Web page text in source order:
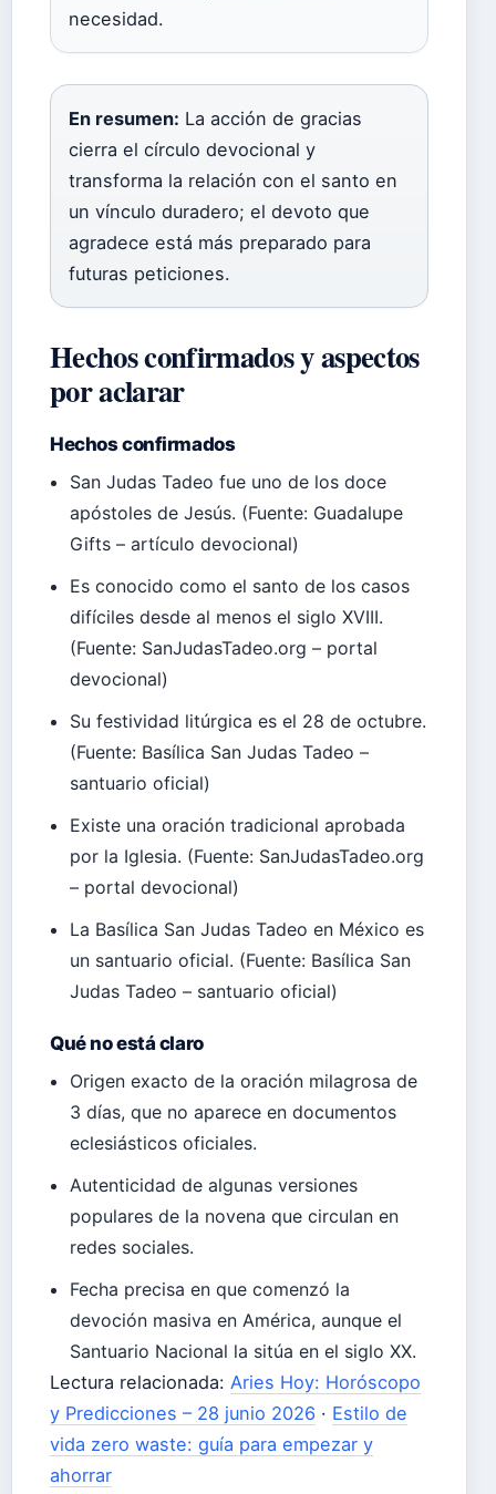
necesidad.
En resumen: La acción de gracias
cierra el círculo devocional y
transforma la relación con el santo en
un vínculo duradero; el devoto que
agradece está más preparado para
futuras peticiones.
Hechos confirmados y aspectos
por aclarar
Hechos confirmados
San Judas Tadeo fue uno de los doce
apóstoles de Jesús. (Fuente: Guadalupe
Gifts – artículo devocional)
Es conocido como el santo de los casos
difíciles desde al menos el siglo XVIII.
(Fuente: SanJudasTadeo.org – portal
devocional)
Su festividad litúrgica es el 28 de octubre.
(Fuente: Basílica San Judas Tadeo –
santuario oficial)
Existe una oración tradicional aprobada
por la Iglesia. (Fuente: SanJudasTadeo.org
– portal devocional)
La Basílica San Judas Tadeo en México es
un santuario oficial. (Fuente: Basílica San
Judas Tadeo – santuario oficial)
Qué no está claro
Origen exacto de la oración milagrosa de
3 días, que no aparece en documentos
eclesiásticos oficiales.
Autenticidad de algunas versiones
populares de la novena que circulan en
redes sociales.
Fecha precisa en que comenzó la
devoción masiva en América, aunque el
Santuario Nacional la sitúa en el siglo XX.
Lectura relacionada: Aries Hoy: Horóscopo
y Predicciones – 28 junio 2026 · Estilo de
vida zero waste: guía para empezar y
ahorrar